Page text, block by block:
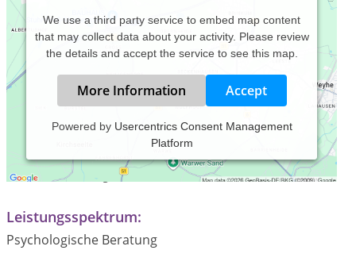
We use a third party service to embed map content
that may collect data about your activity. Please review
the details and accept the service to see this map.
More Information Accept
Powered by Usercentrics Consent Management
Platform
nach Vereinbarung
Leistungsspektrum:
Psychologische Beratung